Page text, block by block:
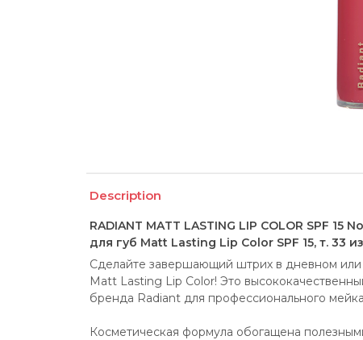
Description
RADIANT MATT LASTING LIP COLOR SPF
для губ Matt Lasting Lip Color SPF 15, т. 33
Сделайте завершающий штрих в дневном
Matt Lasting Lip Color! Это
бренда Radiant для профессионального
Косметическая формула обогащена